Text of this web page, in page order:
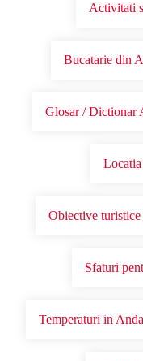
Activitati
Bucatarie din
Glosar / Dictionar
Obiective
Sfaturi
Temperaturi in